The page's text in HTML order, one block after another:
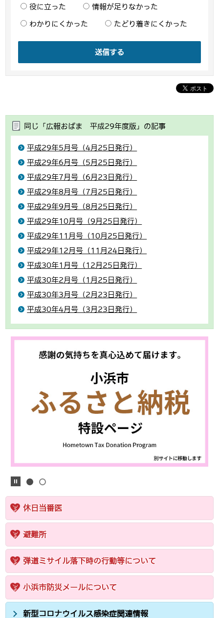
役に立った 情報が足りなかった
わかりにくかった たどり着きにくかった
送信する
同じ「広報おばま 平成29年度版」の記事
平成29年5月号（4月25日発行）
平成29年6月号（5月25日発行）
平成29年7月号（6月23日発行）
平成29年8月号（7月25日発行）
平成29年9月号（8月25日発行）
平成29年10月号（9月25日発行）
平成29年11月号（10月25日発行）
平成29年12月号（11月24日発行）
平成30年1月号（12月25日発行）
平成30年2月号（1月25日発行）
平成30年3月号（2月23日発行）
平成30年4月号（3月23日発行）
休日当番医
避難所
弾道ミサイル落下時の行動等について
小浜市防災メールについて
新型コロナウイルス感染症関連情報